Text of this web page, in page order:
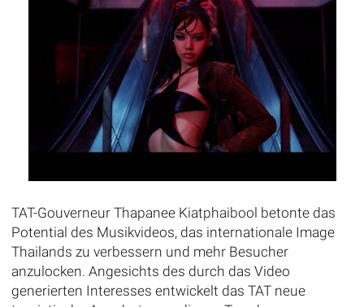
TAT-Gouverneur Thapanee Kiatphaibool betonte das
Potential des Musikvideos, das internationale Image
Thailands zu verbessern und mehr Besucher
anzulocken. Angesichts des durch das Video
generierten Interesses entwickelt das TAT neue